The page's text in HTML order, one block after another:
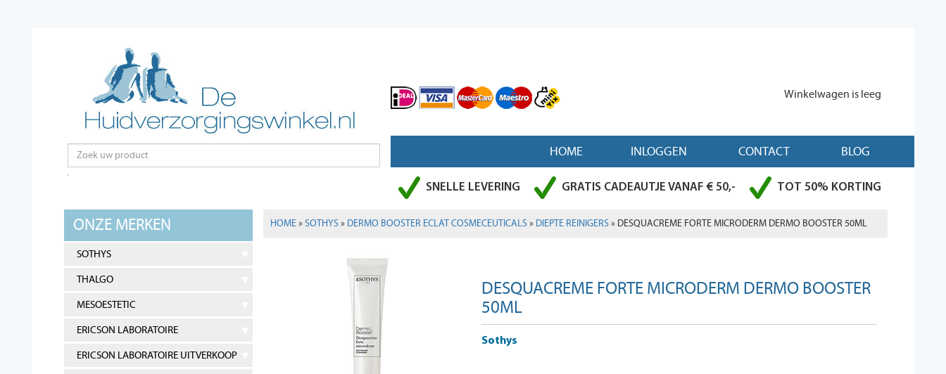
Winkelwagen is leeg
HOME INLOGGEN CONTACT BLOG
SNELLE LEVERING GRATIS CADEAUTJE VANAF € 50,- TOT 50% KORTING
ONZE MERKEN
SOTHYS
THALGO
MESOESTETIC
ERICSON LABORATOIRE
ERICSON LABORATOIRE UITVERKOOP
HOME»SOTHYS» DERMO BOOSTER ECLAT COSMECEUTICALS» DIEPTE REINIGERS» DESQUACREME FORTE MICRODERM DERMO BOOSTER 50ML
DESQUACREME FORTE MICRODERM DERMO BOOSTER
50ML
Sothys